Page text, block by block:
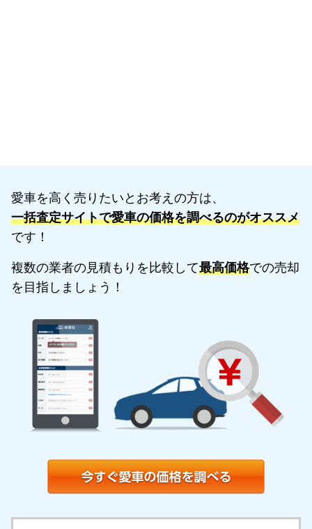
愛車を高く売りたいとお考えの方は、
一括査定サイトで愛車の価格を調べるのがオススメ
です！
複数の業者の見積もりを比較して最高価格での売却
を目指しましょう！